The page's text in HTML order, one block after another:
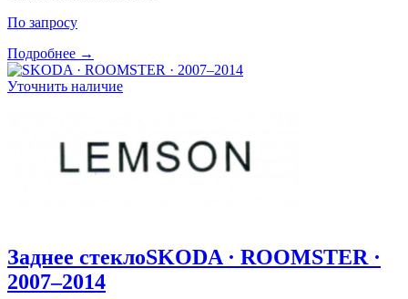
По запросу
Подробнее →
Уточнить наличие
Заднее стеклоSKODA · ROOMSTER ·
2007–2014